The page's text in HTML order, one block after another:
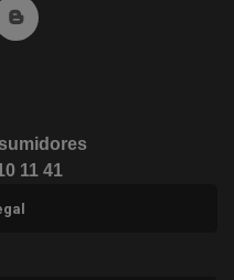
en ventana nueva)
(abre en ventana nueva)
Ir al Blog (abre en ventana
(abre en ventana nueva)
11 41